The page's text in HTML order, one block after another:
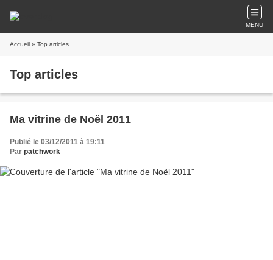
MENU
Accueil » Top articles
Top articles
Ma vitrine de Noël 2011
Publié le 03/12/2011 à 19:11
Par patchwork